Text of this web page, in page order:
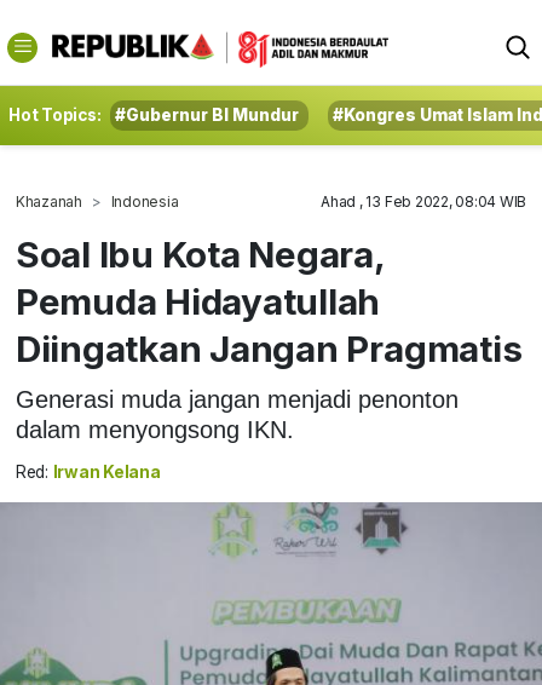
Hot Topics: #Gubernur BI Mundur #Kongres Umat Islam
Khazanah Indonesia Ahad , 13 Feb 2022, 08:04 WIB
Soal Ibu Kota Negara,
Pemuda Hidayatullah
Diingatkan Jangan Pragmatis
Generasi muda jangan menjadi penonton
dalam menyongsong IKN.
Red: Irwan Kelana